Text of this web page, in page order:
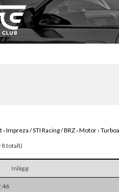
Club
› Impreza / STI Racing / BRZ › Motor ›
8 totalt)
Inlägg